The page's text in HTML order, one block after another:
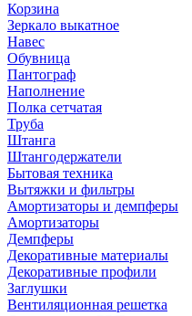
Корзина
Зеркало выкатное
Навес
Обувница
Пантограф
Наполнение
Полка сетчатая
Труба
Штанга
Штангодержатели
Бытовая техника
Вытяжки и фильтры
Амортизаторы и демпферы
Амортизаторы
Демпферы
Декоративные материалы
Декоративные профили
Заглушки
Вентиляционная решетка